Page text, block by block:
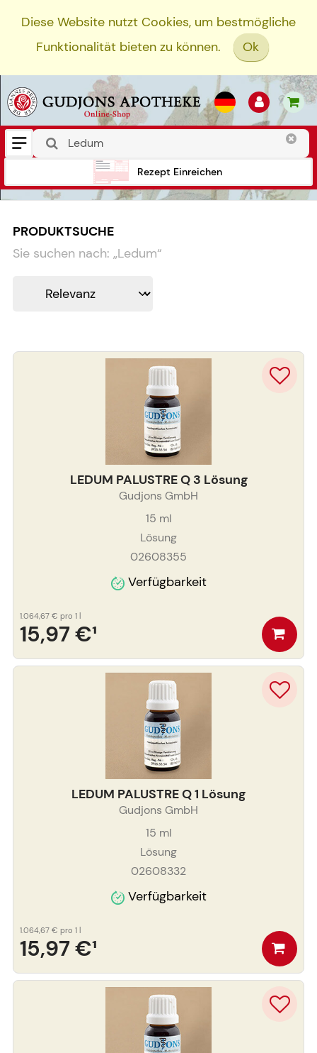
Diese Website nutzt Cookies, um bestmögliche
Funktionalität bieten zu können.
Ok
Rezept Einreichen
PRODUKTSUCHE
Sie suchen nach: „Ledum“
LEDUM PALUSTRE Q 3 Lösung
Gudjons GmbH
15 ml
Lösung
02608355
Verfügbarkeit
15,97 €¹
1.064,67 € pro 1 l
LEDUM PALUSTRE Q 1 Lösung
Gudjons GmbH
15 ml
Lösung
02608332
Verfügbarkeit
15,97 €¹
1.064,67 € pro 1 l